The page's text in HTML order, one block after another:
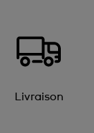
Livraison